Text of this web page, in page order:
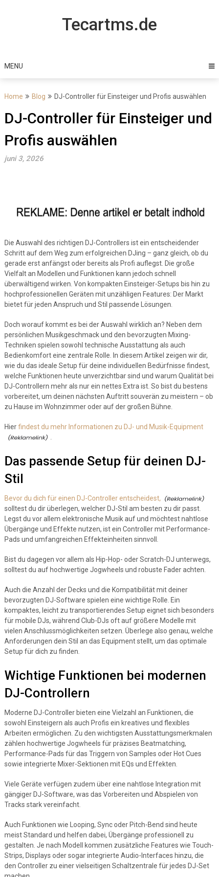
Tecartms.de
MENU
Home Blog DJ-Controller für Einsteiger und Profis auswählen
DJ-Controller für Einsteiger und
Profis auswählen
juni 3, 2026
Die Auswahl des richtigen DJ-Controllers ist ein entscheidender
Schritt auf dem Weg zum erfolgreichen DJing – ganz gleich, ob du
gerade erst anfängst oder bereits als Profi auflegst. Die große
Vielfalt an Modellen und Funktionen kann jedoch schnell
überwältigend wirken. Von kompakten Einsteiger-Setups bis hin zu
hochprofessionellen Geräten mit unzähligen Features: Der Markt
bietet für jeden Anspruch und Stil passende Lösungen.
Doch worauf kommt es bei der Auswahl wirklich an? Neben dem
persönlichen Musikgeschmack und den bevorzugten Mixing-
Techniken spielen sowohl technische Ausstattung als auch
Bedienkomfort eine zentrale Rolle. In diesem Artikel zeigen wir dir,
wie du das ideale Setup für deine individuellen Bedürfnisse findest,
welche Funktionen heute unverzichtbar sind und warum Qualität bei
DJ-Controllern mehr als nur ein nettes Extra ist. So bist du bestens
vorbereitet, um deinen nächsten Auftritt souverän zu meistern – ob
zu Hause im Wohnzimmer oder auf der großen Bühne.
Hierfindest du mehr Informationen zu DJ- und Musik-Equipment
Das passende Setup für deinen DJ-
Stil
Bevor du dich für einen DJ-Controller entscheidest,
solltest du dir überlegen, welcher DJ-Stil am besten zu dir passt.
Legst du vor allem elektronische Musik auf und möchtest nahtlose
Übergänge und Effekte nutzen, ist ein Controller mit Performance-
Pads und umfangreichen Effekteinheiten sinnvoll.
Bist du dagegen vor allem als Hip-Hop- oder Scratch-DJ unterwegs,
solltest du auf hochwertige Jogwheels und robuste Fader achten.
Auch die Anzahl der Decks und die Kompatibilität mit deiner
bevorzugten DJ-Software spielen eine wichtige Rolle. Ein
kompaktes, leicht zu transportierendes Setup eignet sich besonders
für mobile DJs, während Club-DJs oft auf größere Modelle mit
vielen Anschlussmöglichkeiten setzen. Überlege also genau, welche
Anforderungen dein Stil an das Equipment stellt, um das optimale
Setup für dich zu finden.
Wichtige Funktionen bei modernen
DJ-Controllern
Moderne DJ-Controller bieten eine Vielzahl an Funktionen, die
sowohl Einsteigern als auch Profis ein kreatives und flexibles
Arbeiten ermöglichen. Zu den wichtigsten Ausstattungsmerkmalen
zählen hochwertige Jogwheels für präzises Beatmatching,
Performance-Pads für das Triggern von Samples oder Hot Cues
sowie integrierte Mixer-Sektionen mit EQs und Effekten.
Viele Geräte verfügen zudem über eine nahtlose Integration mit
gängiger DJ-Software, was das Vorbereiten und Abspielen von
Tracks stark vereinfacht.
Auch Funktionen wie Looping, Sync oder Pitch-Bend sind heute
meist Standard und helfen dabei, Übergänge professionell zu
gestalten. Je nach Modell kommen zusätzliche Features wie Touch-
Strips, Displays oder sogar integrierte Audio-Interfaces hinzu, die
den Controller zu einer vielseitigen Schaltzentrale für jedes DJ-Set